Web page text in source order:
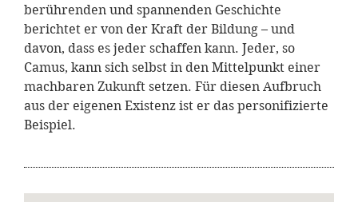
berührenden und spannenden Geschichte
berichtet er von der Kraft der Bildung – und
davon, dass es jeder schaffen kann. Jeder, so
Camus, kann sich selbst in den Mittelpunkt einer
machbaren Zukunft setzen. Für diesen Aufbruch
aus der eigenen Existenz ist er das personifizierte
Beispiel.